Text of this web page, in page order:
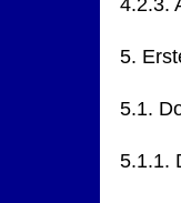
4.2.3.
5.
5.1.
5.1.1.